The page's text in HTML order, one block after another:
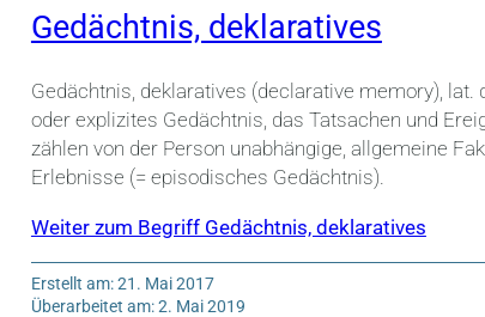
Gedächtnis, deklaratives
Gedächtnis, deklaratives (declarative memory), lat.
oder explizites Gedächtnis, das Tatsachen und
zählen von der Person unabhängige, allgemeine
Erlebnisse (= episodisches Gedächtnis).
Weiter zum Begriff Gedächtnis, deklaratives
Erstellt am: 21. Mai 2017
Überarbeitet am: 2. Mai 2019